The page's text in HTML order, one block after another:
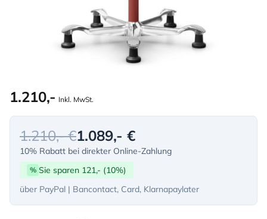
1.210,- Inkl. MwSt.
1.210,- €1.089,- €
10% Rabatt bei direkter Online-Zahlung
% Sie sparen 121,- (10%)
über PayPal | Bancontact, Card, Klarnapaylater